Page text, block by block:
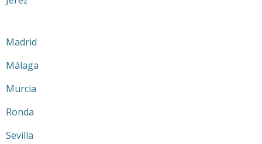
Madrid
Málaga
Murcia
Ronda
Sevilla